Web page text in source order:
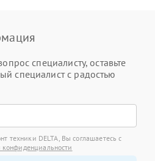
специалисту, оставьте
специалист с радостью
техники DELTA, Вы соглашаетесь с